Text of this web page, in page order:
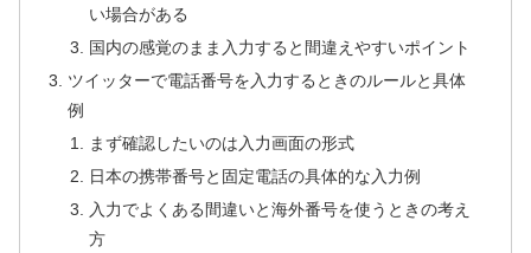
い場合がある
国内の感覚のまま入力すると間違えやすいポイント
ツイッターで電話番号を入力するときのルールと具体
例
まず確認したいのは入力画面の形式
日本の携帯番号と固定電話の具体的な入力例
入力でよくある間違いと海外番号を使うときの考え
方